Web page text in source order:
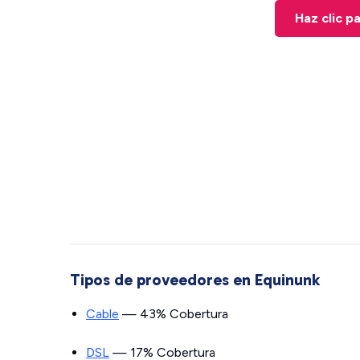
Haz clic
Tipos de proveedores en Equinunk
Cable — 43% Cobertura
DSL — 17% Cobertura